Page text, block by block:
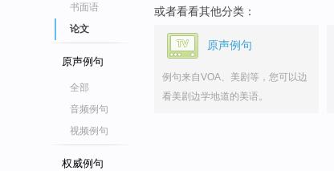
书面语
论文
原声例句
全部
音频例句
视频例句
权威例句
或者看看其他分类：
原声例句
例句来自VOA、美剧等，您可以边
看美剧边学地道的美语。